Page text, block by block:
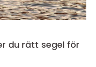
du rätt segel för